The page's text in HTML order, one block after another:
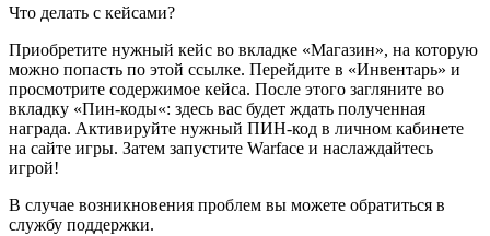
Что делать с кейсами?
Приобретите нужный кейс во вкладке «Магазин», на которую
можно попасть по этой ссылке. Перейдите в «Инвентарь» и
просмотрите содержимое кейса. После этого загляните во
вкладку «Пин-коды«: здесь вас будет ждать полученная
награда. Активируйте нужный ПИН-код в личном кабинете
на сайте игры. Затем запустите Warface и наслаждайтесь
игрой!
В случае возникновения проблем вы можете обратиться в
службу поддержки.